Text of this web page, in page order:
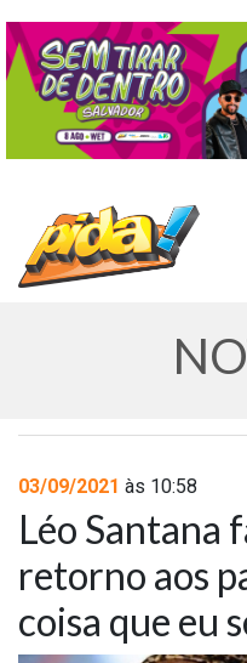
03/09/2021 às 10:58
Léo Santana
retorno aos
coisa que eu